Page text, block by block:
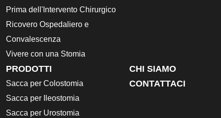
Prima dell'Intervento Chirurgico
Ricovero Ospedaliero e
Convalescenza
Vivere con una Stomia
PRODOTTI
Sacca per Colostomia
Sacca per Ileostomia
Sacca per Urostomia
CHI SIAMO
CONTATTACI